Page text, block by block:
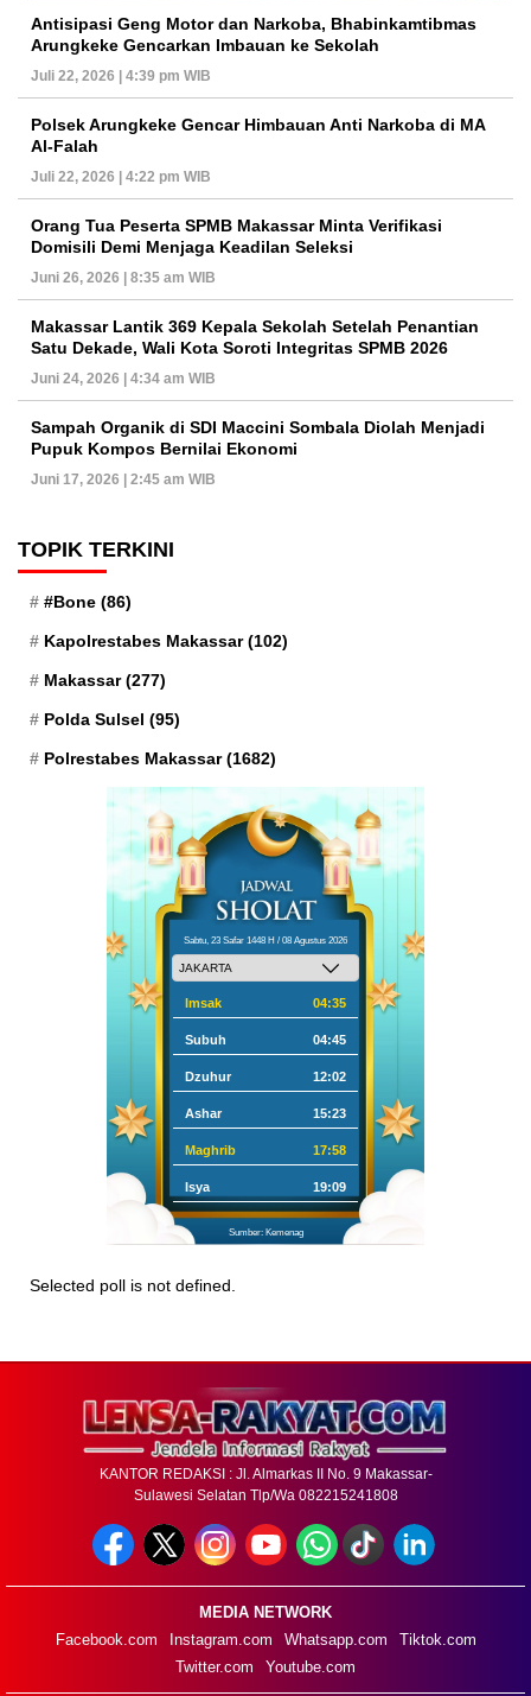
Antisipasi Geng Motor dan Narkoba, Bhabinkamtibmas
Arungkeke Gencarkan Imbauan ke Sekolah
Juli 22, 2026 | 4:39 pm WIB
Polsek Arungkeke Gencar Himbauan Anti Narkoba di MA
Al-Falah
Juli 22, 2026 | 4:22 pm WIB
Orang Tua Peserta SPMB Makassar Minta Verifikasi
Domisili Demi Menjaga Keadilan Seleksi
Juni 26, 2026 | 8:35 am WIB
Makassar Lantik 369 Kepala Sekolah Setelah Penantian
Satu Dekade, Wali Kota Soroti Integritas SPMB 2026
Juni 24, 2026 | 4:34 am WIB
Sampah Organik di SDI Maccini Sombala Diolah Menjadi
Pupuk Kompos Bernilai Ekonomi
Juni 17, 2026 | 2:45 am WIB
TOPIK TERKINI
#Bone (86)
Kapolrestabes Makassar(102)
Makassar(277)
Polda Sulsel (95)
Polrestabes Makassar(1682)
Sabtu, 23 Safar 1448 H / 08 Agustus 2026
Imsak 04:35
Subuh 04:45
Dzuhur 12:02
Ashar 15:23
Maghrib 17:58
Isya 19:09
Sumber: Kemenag
Selected poll is not defined.
KANTOR REDAKSI : Jl. Almarkas II No. 9 Makassar-
Sulawesi Selatan Tlp/Wa 082215241808
MEDIA NETWORK
Facebook.com
Instagram.com Whatsapp.com
Tiktok.com
Twitter.com
Youtube.com